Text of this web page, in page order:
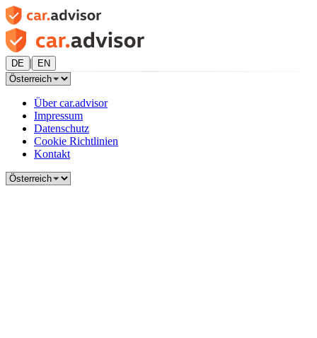
DE | EN
Über car.advisor
Impressum
Datenschutz
Cookie Richtlinien
Kontakt